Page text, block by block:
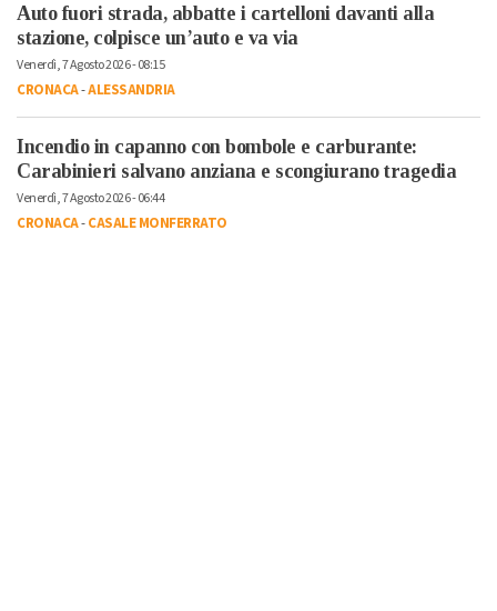
Auto fuori strada, abbatte i cartelloni davanti alla
stazione, colpisce un’auto e va via
Venerdì, 7 Agosto 2026 - 08:15
CRONACA-ALESSANDRIA
Incendio in capanno con bombole e carburante:
Carabinieri salvano anziana e scongiurano tragedia
Venerdì, 7 Agosto 2026 - 06:44
CRONACA-CASALE MONFERRATO